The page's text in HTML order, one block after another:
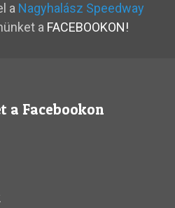
a Nagyhalász Speedway
a FACEBOOKON!
a Facebookon